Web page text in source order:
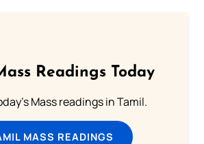
Readings Today
Mass readings in Tamil.
MASS READINGS